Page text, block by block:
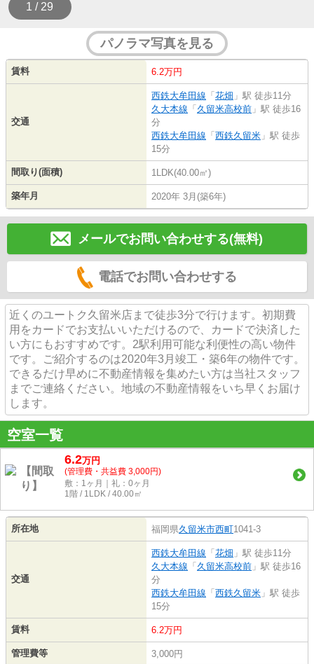
1 / 29
パノラマ写真を見る
賃料 6.2万円
交通
西鉄大牟田線 「 花畑 」駅 徒歩11分
久大本線 「 久留米高校前 」駅 徒歩16
分
西鉄大牟田線 「 西鉄久留米 」駅 徒歩
15分
間取り(面積) 1LDK(40.00㎡)
築年月 2020年 3月(築6年)
メールでお問い合わせする(無料)
電話でお問い合わせする
近くのユートク久留米店まで徒歩3分で行けます。初期費
用をカードでお支払いいただけるので、カードで決済した
い方にもおすすめです。2駅利用可能な利便性の高い物件
です。ご紹介するのは2020年3月竣工・築6年の物件です。
できるだけ早めに不動産情報を集めたい方は当社スタッフ
までご連絡ください。地域の不動産情報をいち早くお届け
します。
空室一覧
6.2万円
(管理費・共益費 3,000円)
敷：1ヶ月｜礼：0ヶ月
1階 / 1LDK / 40.00㎡
所在地 福岡県久留米市西町1041-3
交通
西鉄大牟田線 「 花畑 」駅 徒歩11分
久大本線 「 久留米高校前 」駅 徒歩16
分
西鉄大牟田線 「 西鉄久留米 」駅 徒歩
15分
賃料 6.2万円
管理費等 3,000円